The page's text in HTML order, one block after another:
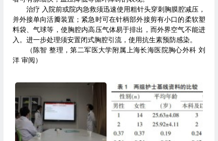
治疗 入院前或院内急救须迅速使用粗针头穿刺胸膜腔减压，
并外接单向活瓣装置；紧急时可在针柄部外接剪有小口的柔软塑
料袋、气球等，使胸腔内高压气体易于排出，而外界空气不能进
入。进一步处理须安置闭式胸腔引流，使用抗生素预防感染。
（陈智 整理，第二军医大学附属上海长海医院胸心外科 刘
洋 审阅）